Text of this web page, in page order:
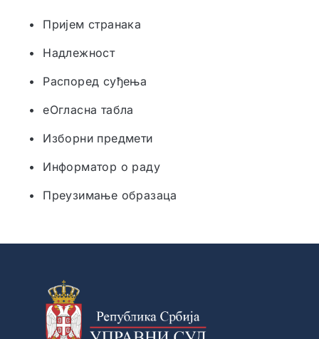
• Пријем странака
• Надлежност
• Распоред суђења
• еОгласна табла
• Изборни предмети
• Информатор о раду
• Преузимање образаца